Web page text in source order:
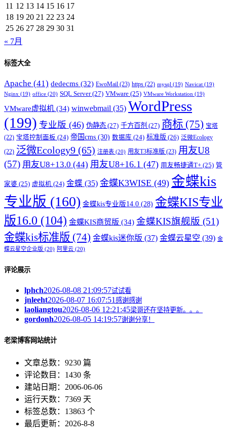
11 12 13 14 15 16 17
18 19 20 21 22 23 24
25 26 27 28 29 30 31
« 7月
标签大全
Apache (41) dedecms (32) EwoMail (23) https (22) mysql (19) Navicat (19)
Nginx (19) office (20) SQL Server(27) VMware (25) VMware Workstation (19)
VMware虚拟机 (34) winwebmail (35) WordPress
(199) 专业版 (46) 伪静态 (27) 千方百剂 (27) 商标 (75) 宝塔
(22) 宝塔控制面板 (24) 帝国cms (30) 数据库 (24) 标准版 (26) 泛微Ecology
(22) 泛微Ecology9 (65) 注册表 (20) 用友T3标准版 (23) 用友U8
(57) 用友U8+13.0 (44) 用友U8+16.1 (47) 用友畅捷通T+ (25) 管
家婆 (25) 虚拟机 (24) 金蝶 (35) 金蝶K3WISE (49) 金蝶kis
专业版 (160) 金蝶kis专业版14.0 (28) 金蝶KIS专业
版16.0 (104) 金蝶KIS商贸版 (34) 金蝶KIS旗舰版 (51)
金蝶kis标准版 (74) 金蝶kis迷你版 (37) 金蝶云星空 (39) 金
蝶云星空企业版 (20) 阿里云 (20)
评论展示
lphch2026-08-08 21:09:57试试看
jnleeht2026-08-07 16:07:51 感谢感谢
laoliangtou2026-08-06 12:21:45梁哥还在坚持更新。。。
gordonh2026-08-05 14:19:57谢谢分享！
老梁博客网站统计
文章总数：9230 篇
评论数目：1430 条
建站日期：2006-06-06
运行天数：7369 天
标签总数：13863 个
最后更新：2026-8-8